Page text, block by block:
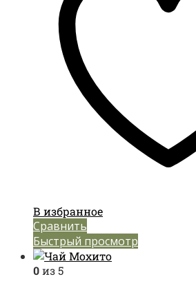
В избранное
Сравнить
Быстрый просмотр
0из 5